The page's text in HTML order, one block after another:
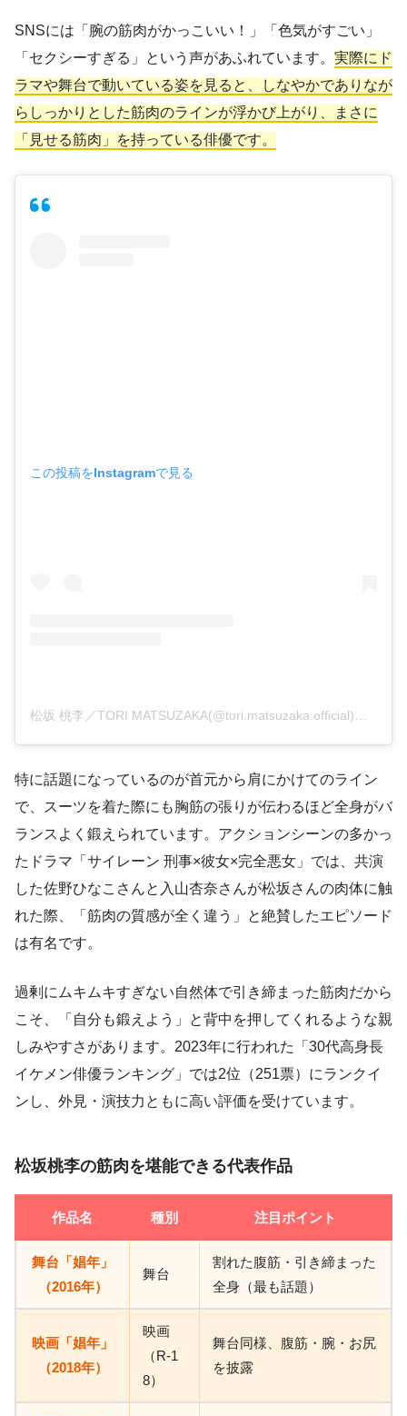
SNSには「腕の筋肉がかっこいい！」「色気がすごい」
「セクシーすぎる」という声があふれています。 実際にド
ラマや舞台で動いている姿を見ると、しなやかでありなが
らしっかりとした筋肉のラインが浮かび上がり、まさに
「見せる筋肉」を持っている俳優です。
この投稿をInstagramで見る
特に話題になっているのが首元から肩にかけてのライン
で、スーツを着た際にも胸筋の張りが伝わるほど全身がバ
ランスよく鍛えられています。アクションシーンの多かっ
たドラマ「サイレーン 刑事×彼女×完全悪女」では、共演
した佐野ひなこさんと入山杏奈さんが松坂さんの肉体に触
れた際、「筋肉の質感が全く違う」と絶賛したエピソード
は有名です。
過剰にムキムキすぎない自然体で引き締まった筋肉だから
こそ、「自分も鍛えよう」と背中を押してくれるような親
しみやすさがあります。2023年に行われた「30代高身長
イケメン俳優ランキング」では2位（251票）にランクイ
ンし、外見・演技力ともに高い評価を受けています。
松坂桃李の筋肉を堪能できる代表作品
作品名 種別 注目ポイント
舞台「娼年」
（2016年）
舞台
割れた腹筋・引き締まった
全身（最も話題）
映画「娼年」
（2018年）
映画
（R-1
8）
舞台同様、腹筋・腕・お尻
を披露